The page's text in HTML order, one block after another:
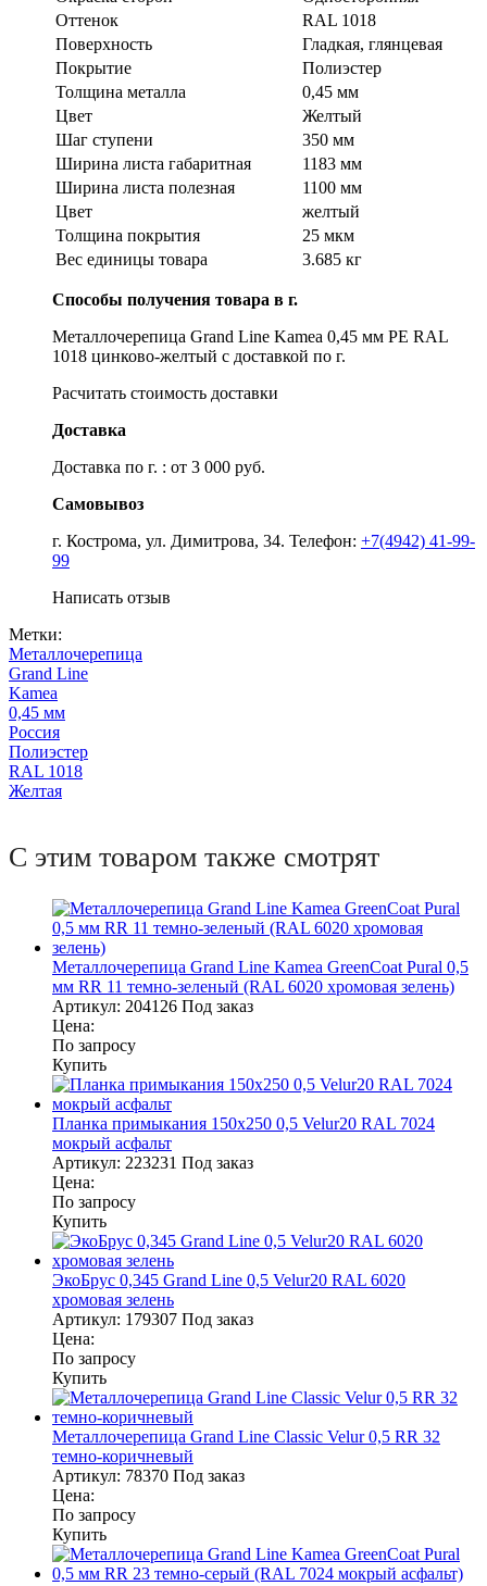
Оттенок
RAL 1018
Поверхность
Гладкая, глянцевая
Покрытие
Полиэстер
Толщина металла
0,45 мм
Цвет
Желтый
Шаг ступени
350 мм
Ширина листа габаритная
1183 мм
Ширина листа полезная
1100 мм
Цвет
желтый
Толщина покрытия
25 мкм
Вес единицы товара
3.685 кг
Способы получения товара в г.
Металлочерепица Grand Line Kamea 0,45 мм PE RAL
1018 цинково-желтый с доставкой по г.
Расчитать стоимость доставки
Доставка
Доставка по г. : от 3 000 руб.
Самовывоз
г. Кострома, ул. Димитрова, 34. Телефон: +7(4942) 41-99-
99
Написать отзыв
Метки:
Металлочерепица
Grand Line
Kamea
0,45 мм
Россия
Полиэстер
RAL 1018
Желтая
С этим товаром также смотрят
Металлочерепица Grand Line Kamea GreenCoat Pural 0,5
мм RR 11 темно-зеленый (RAL 6020 хромовая зелень)
Артикул: 204126 Под заказ
Цена:
По запросу
Купить
Планка примыкания 150х250 0,5 Velur20 RAL 7024
мокрый асфальт
Артикул: 223231 Под заказ
Цена:
По запросу
Купить
ЭкоБрус 0,345 Grand Line 0,5 Velur20 RAL 6020
хромовая зелень
Артикул: 179307 Под заказ
Цена:
По запросу
Купить
Металлочерепица Grand Line Classic Velur 0,5 RR 32
темно-коричневый
Артикул: 78370 Под заказ
Цена:
По запросу
Купить